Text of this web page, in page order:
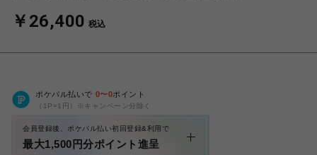
￥26,400 税込
ポケパル払いで 0〜0ポイント
（1P=1円）※キャンペーン分除く
会員登録後、ポケパル払い初回登録&利用で
最大1,500円分ポイント進呈